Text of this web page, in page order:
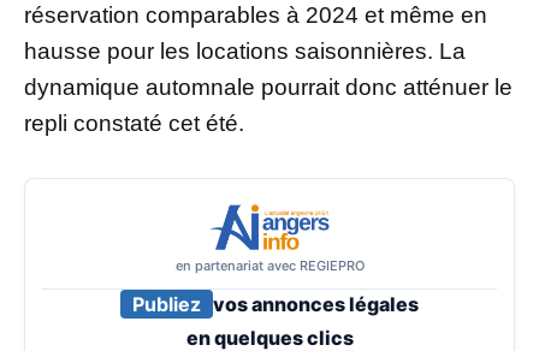
réservation comparables à 2024 et même en
hausse pour les locations saisonnières. La
dynamique automnale pourrait donc atténuer le
repli constaté cet été.
en partenariat avec REGIEPRO
Publiez vos annonces légales
enquelques clics